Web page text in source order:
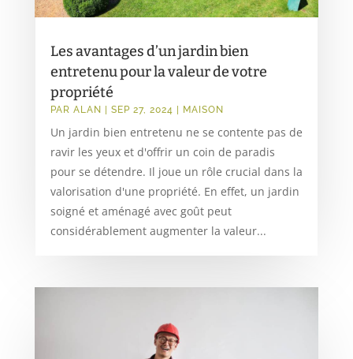
Les avantages d’un jardin bien
entretenu pour la valeur de votre
propriété
PAR ALAN | SEP 27, 2024 | MAISON
Un jardin bien entretenu ne se contente pas de
ravir les yeux et d'offrir un coin de paradis
pour se détendre. Il joue un rôle crucial dans la
valorisation d'une propriété. En effet, un jardin
soigné et aménagé avec goût peut
considérablement augmenter la valeur...